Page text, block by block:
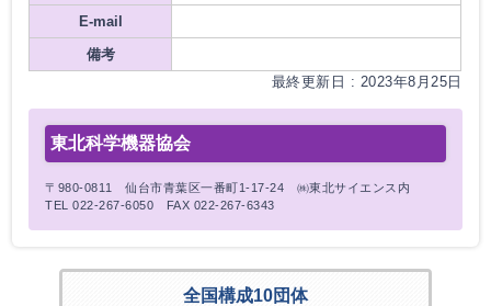
E-mail
備考
最終更新日 : 2023年8月25日
東北科学機器協会
〒980-0811 仙台市青葉区一番町1-17-24 ㈱東北サイエンス内
TEL 022-267-6050 FAX 022-267-6343
全国構成10団体